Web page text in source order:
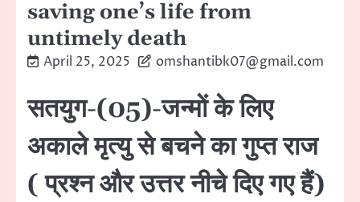
saving one’s life from
untimely death
April 25, 2025 omshantibk07@gmail.com
सतयुग-(05)-जन्माें के लिए
अकाले मृत्यु से बचने का गुप्त राज
( प्रश्न और उत्तर नीचे दिए गए हैं)